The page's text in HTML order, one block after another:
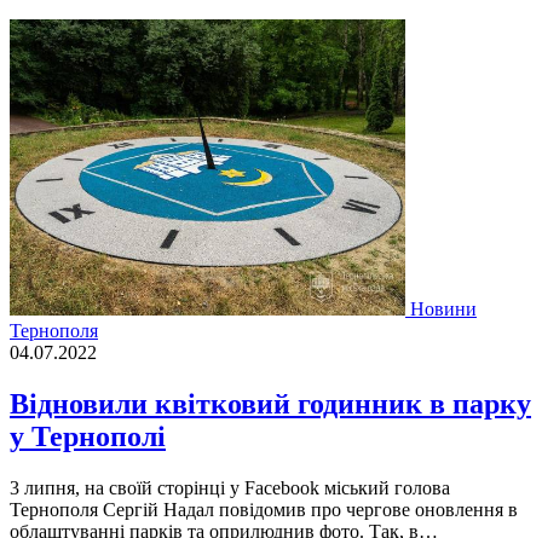
Новини
Тернополя
04.07.2022
Відновили квітковий годинник в парку
у Тернополі
3 липня, на своїй сторiнцi у Facebook мiський голова
Тернополя Сергiй Надал повiдомив про чергове оновлення в
облаштуваннi паркiв та оприлюднив фото. Так, в…